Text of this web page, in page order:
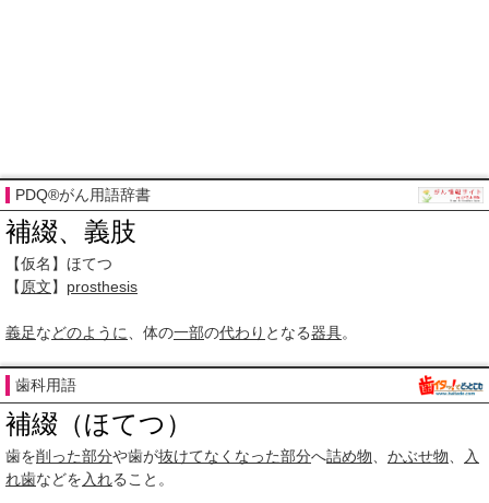
PDQ®がん用語辞書
補綴、義肢
【仮名】ほてつ
【 原文】 prosthesis
義足などのように 、体の一部の代わり となる器具。
歯科用語
補綴（ほてつ）
歯を削った部分や歯が抜けてなくなった部分へ詰め物 かぶせ物
入
れ歯などを 入れること。